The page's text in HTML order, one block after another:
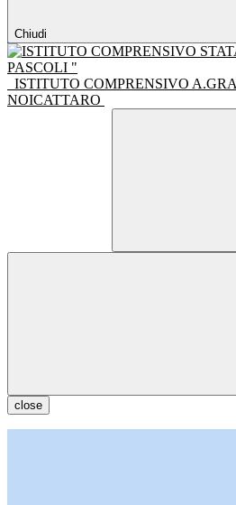
Chiudi
ISTITUTO COMPRENSIVO
NOICATTARO
close